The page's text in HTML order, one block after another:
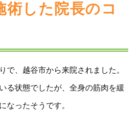
術した院長のコ
で、越谷市から来院されました。
る状態でしたが、全身の筋肉を緩
なったそうです。